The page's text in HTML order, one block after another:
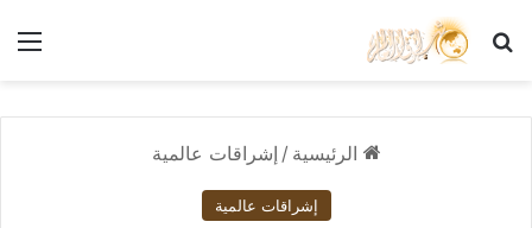
بحث عن
الرئيسية / إشراقات عالمية
إشراقات عالمية